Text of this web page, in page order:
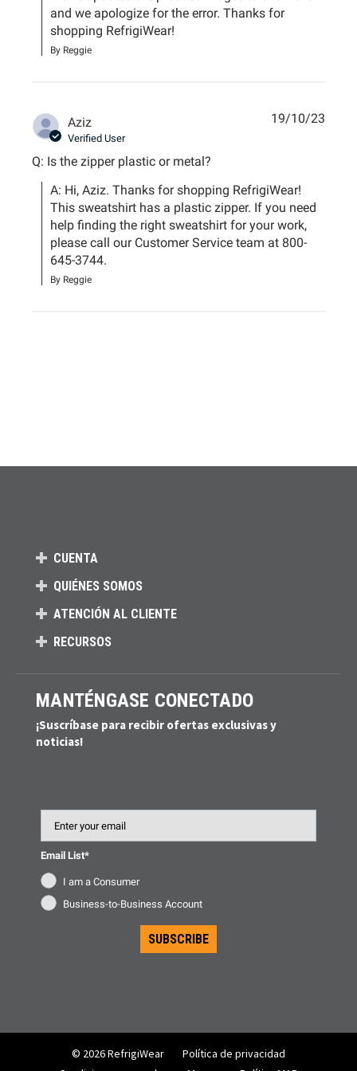
and we apologize for the error. Thanks for
shopping RefrigiWear!
By Reggie
Aziz
Verified User
Q: Is the zipper plastic or metal?
A: Hi, Aziz. Thanks for shopping RefrigiWear!
This sweatshirt has a plastic zipper. If you need
help finding the right sweatshirt for your work,
please call our Customer Service team at 800-
645-3744.
By Reggie
19/10/23
CUENTA
QUIÉNES SOMOS
ATENCIÓN AL CLIENTE
RECURSOS
MANTÉNGASE CONECTADO
¡Suscríbase para recibir ofertas exclusivas y
noticias!
Email List*
I am a Consumer
Business-to-Business Account
SUBSCRIBE
© 2026 RefrigiWear
Política de privacidad